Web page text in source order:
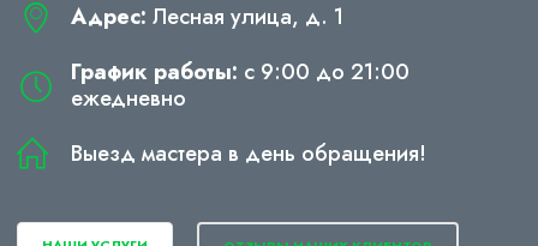
Адрес: Лесная улица, д. 1
График работы: с 9:00 до 21:00
ежедневно
Выезд мастера в день обращения!